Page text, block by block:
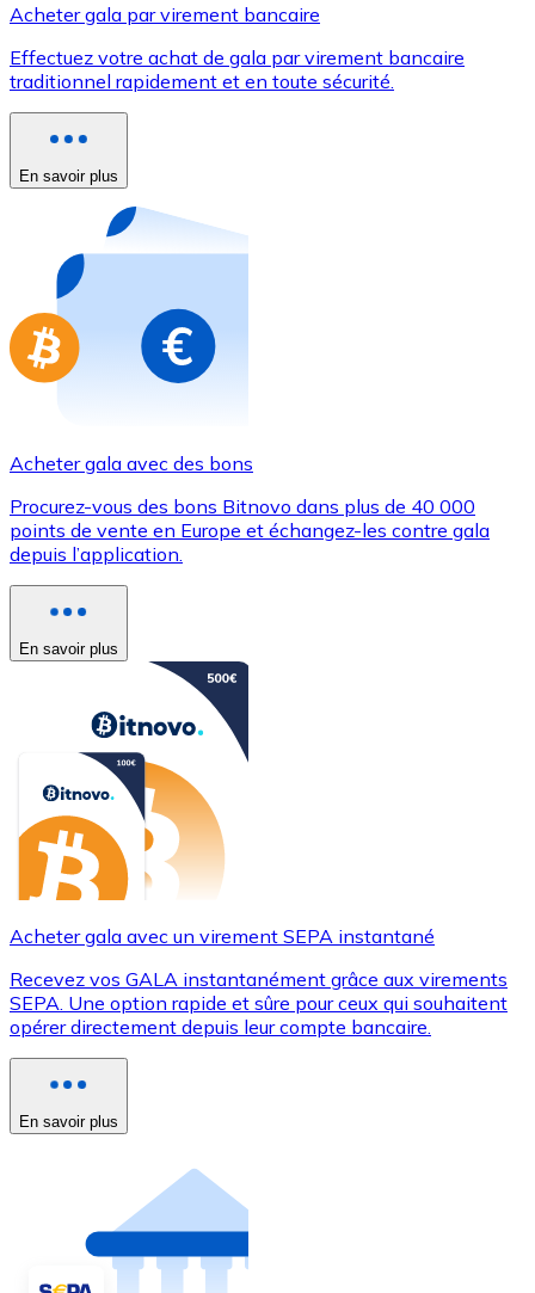
Utilisez les cartes Visa et Mastercard pour acheter
Acheter avec carte
Nouveau
Achetez des cartes-cadeaux de vos marques
Aller à la boutique de cartes-cadeaux
Acheter gala par virement bancaire
Effectuez votre achat de gala par virement bancaire
traditionnel rapidement et en toute sécurité.
En savoir plus
Acheter gala avec des bons
Procurez-vous des bons Bitnovo dans plus de 40 000
points de vente en Europe et échangez-les contre gala
depuis l’application.
En savoir plus
Acheter gala avec un virement SEPA instantané
Recevez vos GALA instantanément grâce aux virements
SEPA. Une option rapide et sûre pour ceux qui souhaitent
opérer directement depuis leur compte bancaire.
En savoir plus